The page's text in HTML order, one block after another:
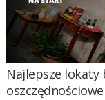
Najlepsze